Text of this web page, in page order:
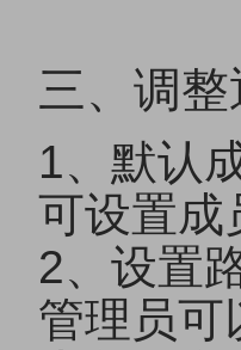
三、调
1、默认
可设置成
2、设置
管理员可